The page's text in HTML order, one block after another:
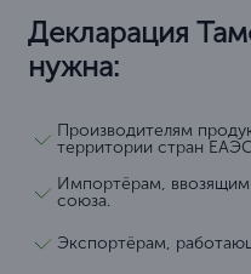
Декларация
нужна:
Производителям
территории стран
Импортёрам,
союза.
Экспортёрам,